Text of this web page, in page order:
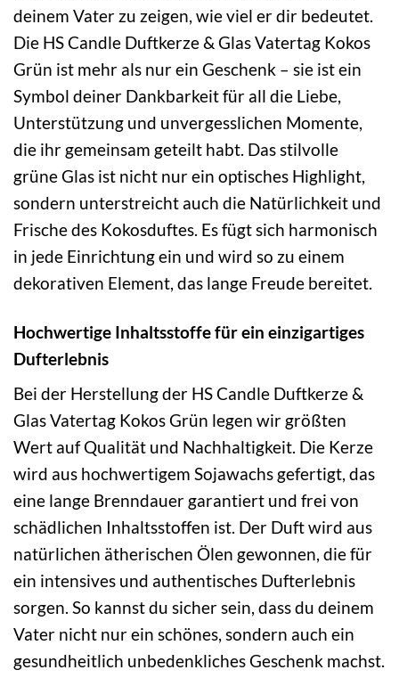
deinem Vater zu zeigen, wie viel er dir bedeutet.
Die HS Candle Duftkerze & Glas Vatertag Kokos
Grün ist mehr als nur ein Geschenk – sie ist ein
Symbol deiner Dankbarkeit für all die Liebe,
Unterstützung und unvergesslichen Momente,
die ihr gemeinsam geteilt habt. Das stilvolle
grüne Glas ist nicht nur ein optisches Highlight,
sondern unterstreicht auch die Natürlichkeit und
Frische des Kokosduftes. Es fügt sich harmonisch
in jede Einrichtung ein und wird so zu einem
dekorativen Element, das lange Freude bereitet.
Hochwertige Inhaltsstoffe für ein einzigartiges
Dufterlebnis
Bei der Herstellung der HS Candle Duftkerze &
Glas Vatertag Kokos Grün legen wir größten
Wert auf Qualität und Nachhaltigkeit. Die Kerze
wird aus hochwertigem Sojawachs gefertigt, das
eine lange Brenndauer garantiert und frei von
schädlichen Inhaltsstoffen ist. Der Duft wird aus
natürlichen ätherischen Ölen gewonnen, die für
ein intensives und authentisches Dufterlebnis
sorgen. So kannst du sicher sein, dass du deinem
Vater nicht nur ein schönes, sondern auch ein
gesundheitlich unbedenkliches Geschenk machst.